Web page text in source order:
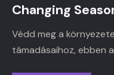
Changing
Védd meg a
támadásaihoz, ebben